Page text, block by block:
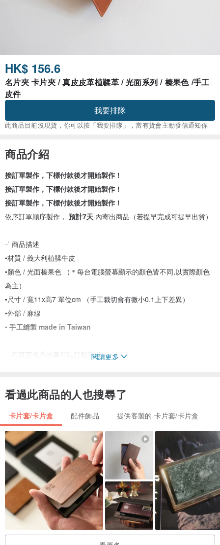
HK$ 156.6
名片夾 卡片夾 / 真皮皮革植鞣革 / 光面系列 / 榛果色 /手工
皮件
我要排隊
此商品目前沒現貨，你可以按「我要排隊」，當有貨會主動發信通知你
商品介紹
接訂單製作，下標付款後才開始製作！
接訂單製作，下標付款後才開始製作！
接訂單製作，下標付款後才開始製作！
依序訂單順序製作， 預計7天 內寄出商品（若提早完成可提早出貨）
╯商品描述
•材質 / 義大利植鞣牛皮
•顏色 / 光面榛果色 （＊每台電腦螢幕顯示的顏色皆不同,以實際顏色
為主）
•尺寸 / 寬11x高7 單位cm （手工裁切會有微小0.1上下差異）
•外部 / 麻線
• 手工縫製 made in Taiwan
╯有其它色系皮革可以訂製選購
＃上排：光面黑/光面紅/原皮/深咖/原皮/粉膚
＃中排：紅茶拿鐵/深咖/粉膚
＃下排：黑/芥末黃/深藍(缺貨)
（光面有表面有防水功能）
╯備註（購買須知）
•訂製其他色系皮革，請下訂前先詢問此皮色可否訂製？
訂製商品接無退貨、換貨服務，下單前請確認好
需要加印個人英文名子鋼印，請事前先詢問!!(只有大寫英文)
閱讀更多
看過此商品的人也搜尋了
卡片套/卡片盒 配件飾品 提供客製的 卡片套/卡片盒